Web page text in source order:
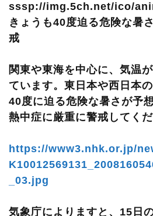
sssp://img.5ch.net/ico/
きょうも40度迫る危険な暑
戒
関東や東海を中心に、気温
ています。東日本や西日本
40度に迫る危険な暑さが予
熱中症に厳重に警戒してくだ
https://www3.nhk.or.jp/
_03.jpg
気象庁によりますと、15日